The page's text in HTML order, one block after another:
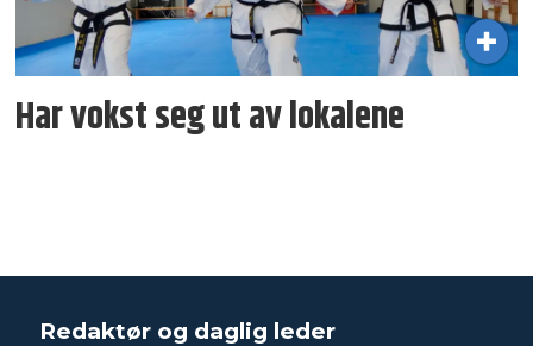
Har vokst seg ut av lokalene
Redaktør og daglig leder